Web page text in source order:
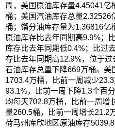
周，美国原油库存量4.45041亿
桶；美国汽油库存总量2.32526
桶；馏分油库存量为1.36816亿
原油库存比去年同期高9.9%；
库存比去年同期低0.4%；比过
存比去年同期高12.9%，位于
石油库存总量下降669万桶。美
1703.4万桶，比前一周减少
93.1%，比前一周下降1.3个百
均每天702.8万桶，比前一周增
量260.5桶，比前一周增长21.2
荷马州库欣地区原油库存